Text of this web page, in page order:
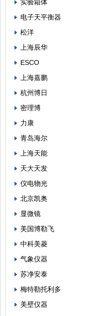
实验箱体
电子天平衡器
松洋
上海辰华
ESCO
上海嘉鹏
杭州博日
密理博
力康
青岛海尔
上海天能
天大天发
仪电物光
北京凯奥
显微镜
美国博勒飞
中科美菱
气象仪器
苏净安泰
梅特勒托利多
美壁仪器